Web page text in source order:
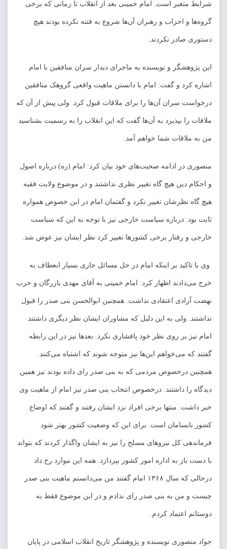
شرایط متغیر است. امام خمینی بعد از انقلاب تا زمانی که برخی
گروه‌ها و احزاب و رهبران آن‌ها شروع به فتنه نکرده بودند هیچ
دستوری صادر نکردند.
این پژوهشگر و نویسنده به ماجرای دیدار سران منافقین با امام
اشاره کرد و گفت: امام با دانستن ماهیت واقعی گروهک منافقین
درخواست سران آن‌ها را برای ملاقات قبول کرد. ولی پیش از آن که
ملاقات را بپذیرد به آن‌ها گفت که این انقلاب را به رسمیت بشناسید
من به ملاقات شما خواهم آمد.
منصوری در ادامه صحبت‌های خود بیان کرد: امام (ره) درباره اصول
و احکام دین هیچ گاه تغییر نظری نداشتند و در موضوع ولایت فقیه
هیچ گاه نظرشان تغییر نکرد و گفتمان امام در این خصوص همواره
ثابت بود. درباره سیاست خارجی نیز با توجه به این که سیاست
خارجی و رفتار برخی کشور‌ها تغییر کرد نظر ایشان نیز عوض شد.
وی با تاکید بر اینکه امام در حل مسائل جاری بسیار انعطاف به
خرج می‌دادند اظهار کرد: امام خمینی به آقای مهدی بازرگان و حزب
نهضت آزادی اعتقادی نداشت. همچنین ابوالحسن بنی صدر را قبول
نداشتند. ولی به این دلیل که مشاوران ایشان نظر دیگری داشتند
امام نیز بر روی نظر خود پافشاری نکرد. بعد‌ها نیز در این رابطه
گفتند که می‌خواهم این‌ها نیز متوجه شوند که اشتباه می‌کنند.
همچنین درخصوص مردمی که به بنی صدر رای داده بودند نیز همین
دیدگاه را داشتند. درخصوص انتخاب بنی صدر نیز امام از ماهیت وی
خبر داشت. منتها برخی افراد نزد ایشان رفتند و گفتند که اوضاع
کشور نابسامان است. برای این که وضعیت کشور بهتر شود
فرماندهی کل نیرو‌های مسلح را نیز به ایشان واگذار کردند که بتواند
با دست باز به اداره امور کشور بپردازد. همه این موارد رخ داد
درحالی که سال ۱۳۶۸ امام گفتند من می‌دانستم ماهیت بنی صدر
چیست و من به بنی صدر رای ندادم و در این موضوع فقط به
دوستانم اعتماد کردم.
جواد منصوری نویسنده و پژوهشگر تاریخ انقلاب اسلامی در پایان